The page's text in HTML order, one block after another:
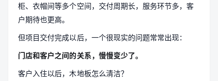
柜、衣帽间等多个空间，交付周期长，服务环节多，客
户期待也更高。
但项目交付完成以后，一个很现实的问题常常出现：
门店和客户之间的关系，慢慢变少了。
客户入住以后，木地板怎么清洁？